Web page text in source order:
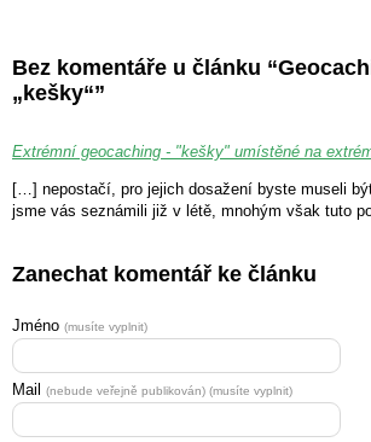
Bez komentáře u článku
„kešky“”
Extrémní geocaching - "kešky" umístěné na
[…] nepostačí, pro jejich dosažení byste museli
jsme vás seznámili již v létě, mnohým však tuto
Zanechat komentář ke článku
Jméno (musíte vyplnit)
Mail (nebude veřejně publikován) (musíte vyplnit)